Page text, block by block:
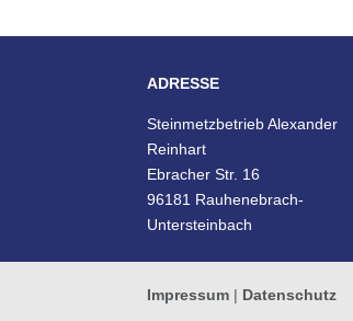
ADRESSE
Steinmetzbetrieb Alexander
Reinhart
Ebracher Str. 16
96181 Rauhenebrach-
Untersteinbach
Impressum | Datenschutz